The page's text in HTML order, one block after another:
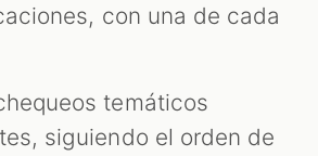
con una de cada
temáticos
siguiendo el orden de